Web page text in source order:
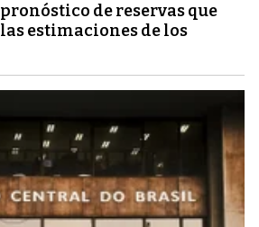
de reservas que
estimaciones de los